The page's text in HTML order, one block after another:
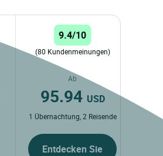
9.4/10
(80 Kundenmeinungen)
Ab
95.94 USD
1 Übernachtung, 2 Reisende
Entdecken Sie